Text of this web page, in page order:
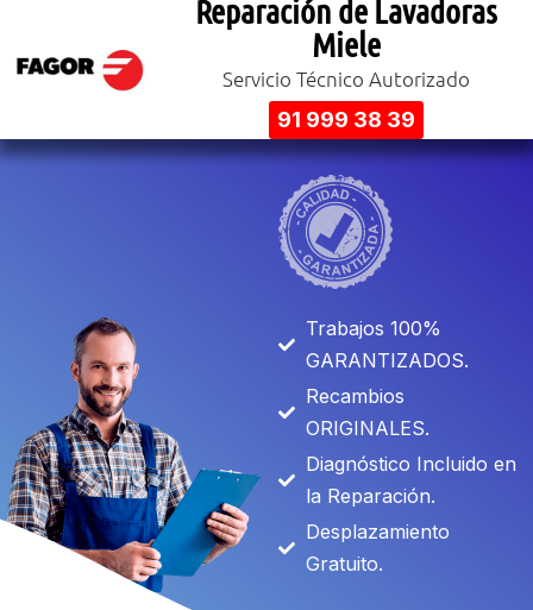
Reparación de Lavadoras
Miele
Servicio Técnico Autorizado
91 999 38 39
Trabajos 100%
GARANTIZADOS.
Recambios
ORIGINALES.
Diagnóstico Incluido en
la Reparación.
Desplazamiento
Gratuito.